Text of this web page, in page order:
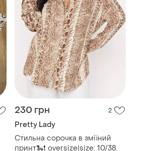
230 грн 2
Pretty Lady
Стильна сорочка в зміїний
принт🐍❗ oversize|size: 10/38.